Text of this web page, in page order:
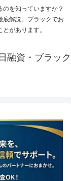
を知っていますか？
底解説。ブラックでお
があります。
融資・ブラック